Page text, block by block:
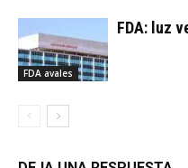
FDA avales
FDA: luz